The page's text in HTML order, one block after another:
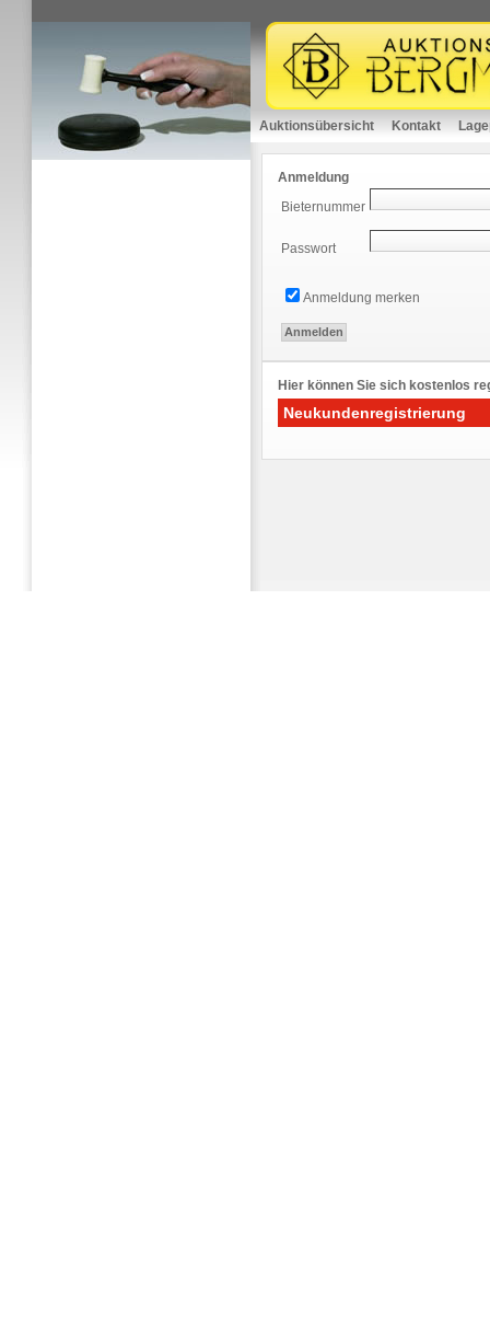
Auktionsübersicht Kontakt
Anmeldung
Bieternummer
Passwort
Anmeldung merken
Hier können Sie sich kostenlos
Neukundenregistrierung